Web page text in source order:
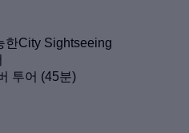
한City Sightseeing
투어 (45분)